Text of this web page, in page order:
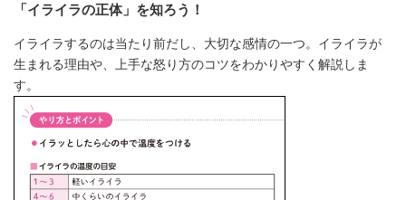
「イライラの正体」を知ろう！
イライラするのは当たり前だし、大切な感情の一つ。イライラが
生まれる理由や、上手な怒り方のコツをわかりやすく解説しま
す。